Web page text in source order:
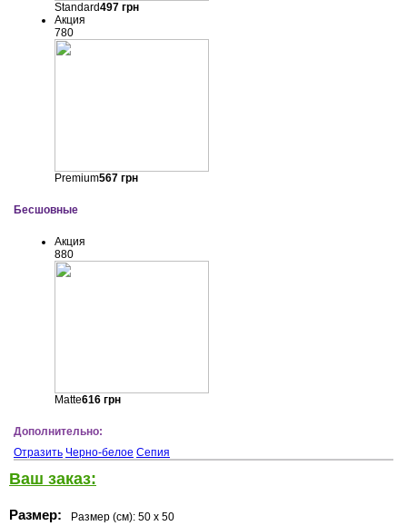
Standard497грн
Акция
780
Premium567грн
Бесшовные
Акция
880
Matte616грн
Дополнительно:
Отразить Черно-белое Сепия
Ваш заказ:
Размер: Размер (см): 50 x 50